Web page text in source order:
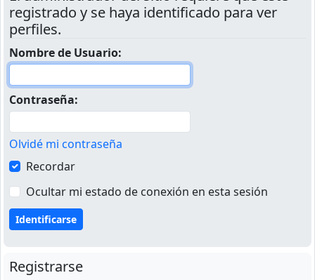
registrado y se haya identificado para ver
perfiles.
Nombre de Usuario:
Contraseña:
Olvidé mi contraseña
Recordar
Ocultar mi estado de conexión en esta sesión
Registrarse